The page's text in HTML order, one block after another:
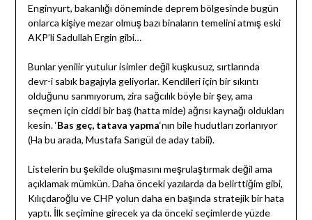
Enginyurt, bakanlığı döneminde deprem bölgesinde bugün
onlarca kişiye mezar olmuş bazı binaların temelini atmış eski
AKP’li Sadullah Ergin gibi…
Bunlar yenilir yutulur isimler değil kuşkusuz, sırtlarında
devr-i sabık bagajıyla geliyorlar. Kendileri için bir sıkıntı
olduğunu sanmıyorum, zira sağcılık böyle bir şey, ama
seçmen için ciddi bir baş (hatta mide) ağrısı kaynağı oldukları
kesin. ‘Bas geç, tatava yapma‘nın bile hudutları zorlanıyor
(Ha bu arada, Mustafa Sarıgül de aday tabii).
Listelerin bu şekilde oluşmasını meşrulaştırmak değil ama
açıklamak mümkün. Daha önceki yazılarda da belirttiğim gibi,
Kılıçdaroğlu ve CHP yolun daha en başında stratejik bir hata
yaptı. İlk seçimine girecek ya da önceki seçimlerde yüzde